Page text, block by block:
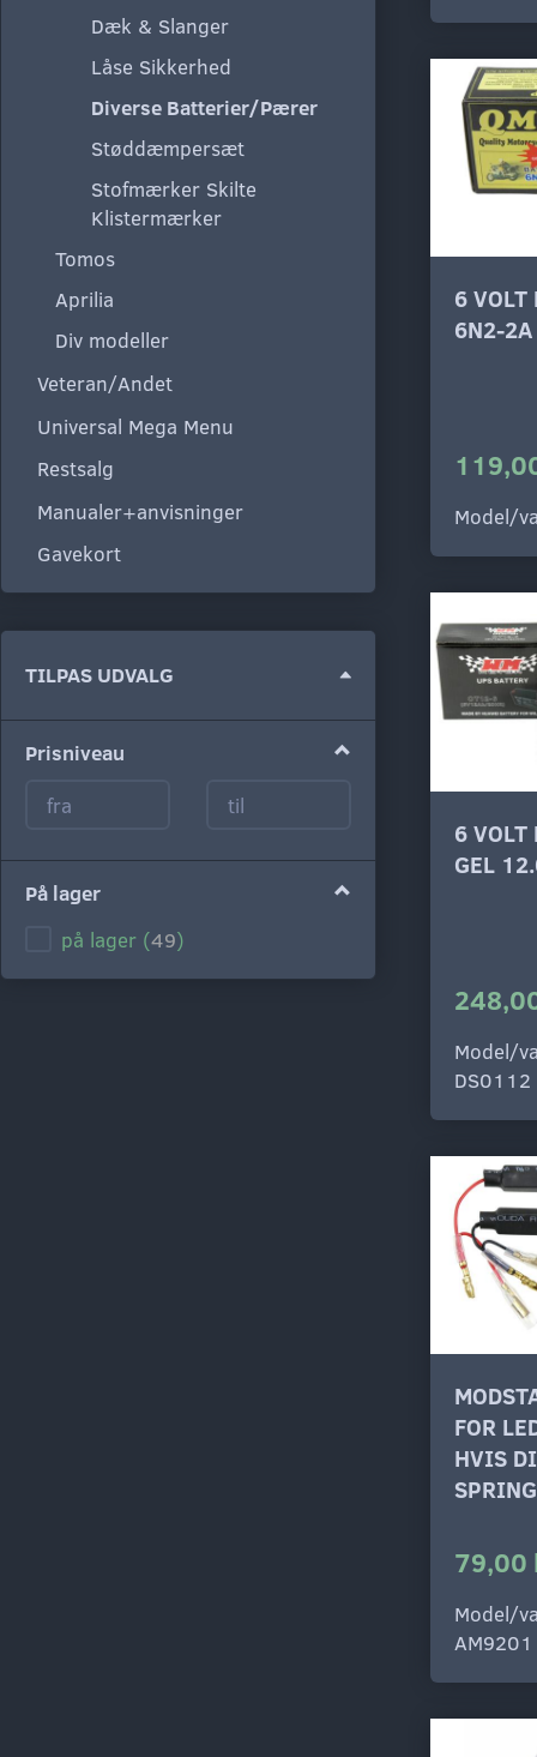
Dæk & Slanger
Låse Sikkerhed
Diverse Batterier/Pærer
Støddæmpersæt
Stofmærker Skilte
Klistermærker
Tomos
Aprilia
Div modeller
Veteran/Andet
Universal Mega Menu
Restsalg
Manualer+anvisninger
Gavekort
TILPAS UDVALG
Prisniveau
På lager
på lager (49)
6 VOLT
6N2-2A
Model/
6 VOLT
GEL
Model/
DS0112
FOR
HVIS
79,00
Model/
AM9201